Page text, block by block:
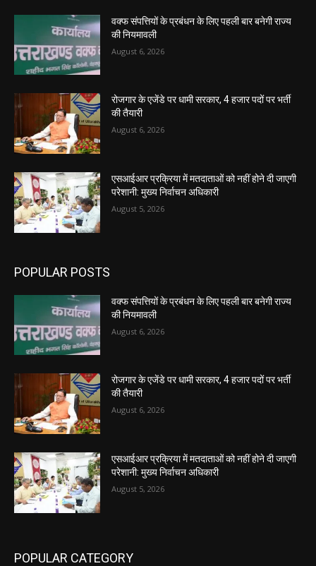
वक्फ संपत्तियों के प्रबंधन के लिए पहली बार बनेगी राज्य
की नियमावली
August 6, 2026
रोजगार के एजेंडे पर धामी सरकार, 4 हजार पदों पर भर्ती
की तैयारी
August 6, 2026
एसआईआर प्रक्रिया में मतदाताओं को नहीं होने दी जाएगी
परेशानी: मुख्य निर्वाचन अधिकारी
August 5, 2026
POPULAR POSTS
वक्फ संपत्तियों के प्रबंधन के लिए पहली बार बनेगी राज्य
की नियमावली
August 6, 2026
रोजगार के एजेंडे पर धामी सरकार, 4 हजार पदों पर भर्ती
की तैयारी
August 6, 2026
एसआईआर प्रक्रिया में मतदाताओं को नहीं होने दी जाएगी
परेशानी: मुख्य निर्वाचन अधिकारी
August 5, 2026
POPULAR CATEGORY